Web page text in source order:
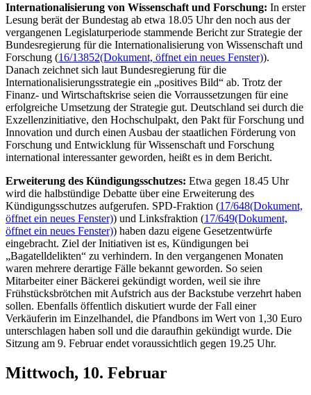
Internationalisierung von Wissenschaft und Forschung: In erster
Lesung berät der Bundestag ab etwa 18.05 Uhr den noch aus der
vergangenen Legislaturperiode stammende Bericht zur Strategie der
Bundesregierung für die Internationalisierung von Wissenschaft und
Forschung (16/13852(Dokument, öffnet ein neues Fenster)).
Danach zeichnet sich laut Bundesregierung für die
Internationalisierungsstrategie ein „positives Bild“ ab. Trotz der
Finanz- und Wirtschaftskrise seien die Vorraussetzungen für eine
erfolgreiche Umsetzung der Strategie gut. Deutschland sei durch die
Exzellenzinitiative, den Hochschulpakt, den Pakt für Forschung und
Innovation und durch einen Ausbau der staatlichen Förderung von
Forschung und Entwicklung für Wissenschaft und Forschung
international interessanter geworden, heißt es in dem Bericht.
Erweiterung des Kündigungsschutzes: Etwa gegen 18.45 Uhr
wird die halbstündige Debatte über eine Erweiterung des
Kündigungsschutzes aufgerufen. SPD-Fraktion (17/648(Dokument,
öffnet ein neues Fenster)) und Linksfraktion (17/649(Dokument,
öffnet ein neues Fenster)) haben dazu eigene Gesetzentwürfe
eingebracht. Ziel der Initiativen ist es, Kündigungen bei
„Bagatelldelikten“ zu verhindern. In den vergangenen Monaten
waren mehrere derartige Fälle bekannt geworden. So seien
Mitarbeiter einer Bäckerei gekündigt worden, weil sie ihre
Frühstücksbrötchen mit Aufstrich aus der Backstube verzehrt haben
sollen. Ebenfalls öffentlich diskutiert wurde der Fall einer
Verkäuferin im Einzelhandel, die Pfandbons im Wert von 1,30 Euro
unterschlagen haben soll und die daraufhin gekündigt wurde. Die
Sitzung am 9. Februar endet voraussichtlich gegen 19.25 Uhr.
Mittwoch, 10. Februar